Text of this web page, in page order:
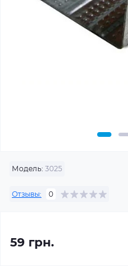
Модель: 3025
Отзывы: 0
59 грн.